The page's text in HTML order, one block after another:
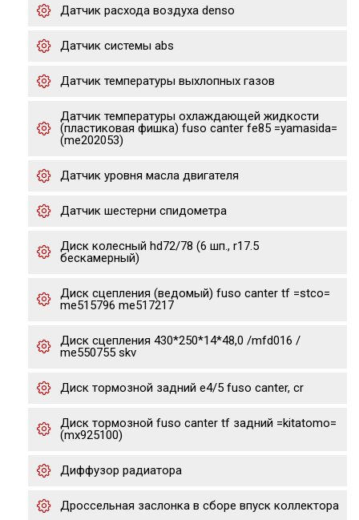
Датчик расхода воздуха denso
Датчик системы abs
Датчик температуры выхлопных газов
Датчик температуры охлаждающей жидкости
(пластиковая фишка) fuso canter fe85 =yamasida=
(me202053)
Датчик уровня масла двигателя
Датчик шестерни спидометра
Диск колесный hd72/78 (6 шп., r17.5
бескамерный)
Диск сцепления (ведомый) fuso canter tf =stco=
me515796 me517217
Диск сцепления 430*250*14*48,0 /mfd016 /
me550755 skv
Диск тормозной задний е4/5 fuso canter, cr
Диск тормозной fuso canter tf задний =kitatomo=
(mx925100)
Диффузор радиатора
Дроссельная заслонка в сборе впуск коллектора